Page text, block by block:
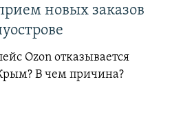
новых заказов
Ozon отказывается
В чем причина?